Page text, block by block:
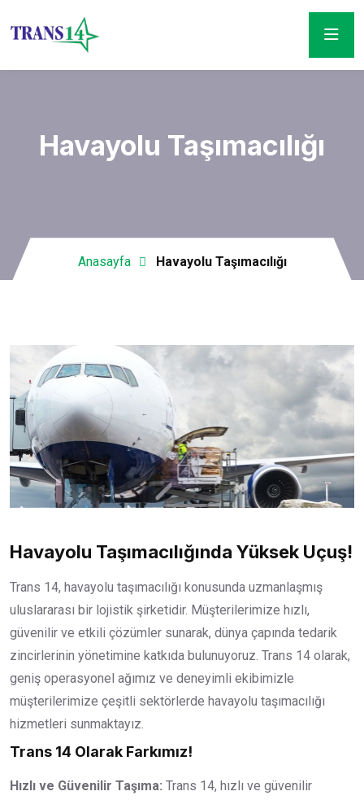
Havayolu Taşımacılığı
Anasayfa Havayolu Taşımacılığı
Havayolu Taşımacılığında Yüksek Uçuş!
Trans 14, havayolu taşımacılığı konusunda uzmanlaşmış
uluslararası bir lojistik şirketidir. Müşterilerimize hızlı,
güvenilir ve etkili çözümler sunarak, dünya çapında tedarik
zincirlerinin yönetimine katkıda bulunuyoruz. Trans 14 olarak,
geniş operasyonel ağımız ve deneyimli ekibimizle
müşterilerimize çeşitli sektörlerde havayolu taşımacılığı
hizmetleri sunmaktayız.
Trans 14 Olarak Farkımız!
Hızlı ve Güvenilir Taşıma: Trans 14, hızlı ve güvenilir